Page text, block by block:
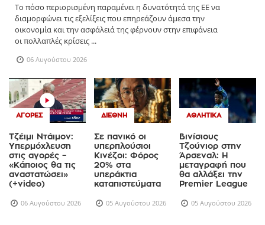
Το πόσο περιορισμένη παραμένει η δυνατότητά της ΕΕ να
διαμορφώνει τις εξελίξεις που επηρεάζουν άμεσα την
οικονομία και την ασφάλειά της φέρνουν στην επιφάνεια
οι πολλαπλές κρίσεις ...
06 Αυγούστου 2026
ΑΓΟΡΈΣ
Τζέιμι Ντάιμον:
Υπερμόχλευση
στις αγορές –
«Κάποιος θα τις
αναστατώσει»
(+video)
06 Αυγούστου 2026
ΔΙΕΘΝΉ
Σε πανικό οι
υπερπλούσιοι
Κινέζοι: Φόρος
20% στα
υπεράκτια
καταπιστεύματα
05 Αυγούστου 2026
ΑΘΛΗΤΙΚΆ
Βινίσιους
Τζούνιορ στην
Άρσεναλ: Η
μεταγραφή που
θα αλλάξει την
Premier League
05 Αυγούστου 2026